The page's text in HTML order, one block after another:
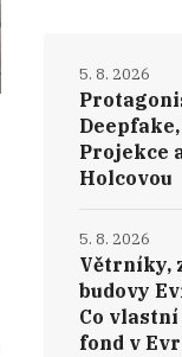
Projekce
Holcovou
5. 8. 2026
Větrníky,
budovy
Co
fond v
5. 8. 2026